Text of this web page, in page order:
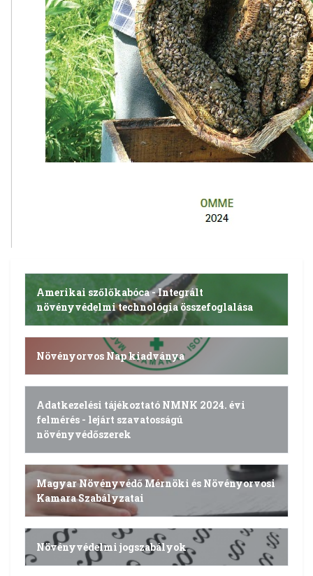
Amerikai szőlőkabóca - Integrált
növényvédelmi technológia összefoglalása
Növényorvos Nap kiadványa
Adatkezelési tájékoztató NMNK 2024. évi
felmérés - lejárt szavatosságú
növényvédőszerek
Magyar Növényvédő Mérnöki és Növényorvosi
Kamara Szabályzatai
Növényvédelmi jogszabályok